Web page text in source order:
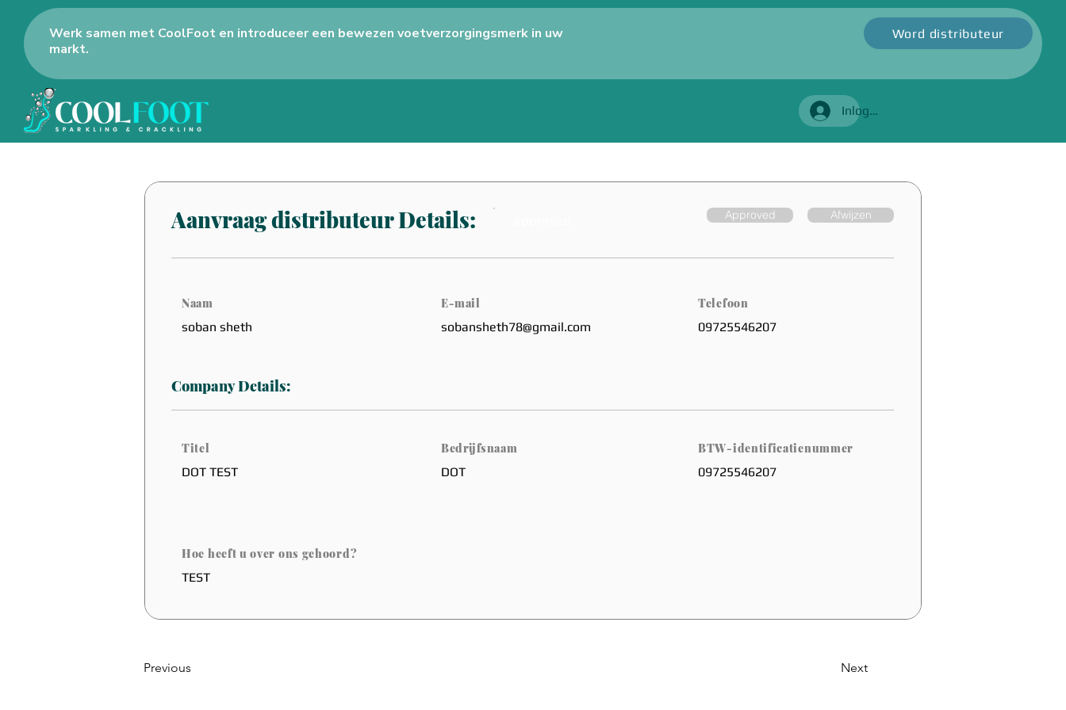
Werk samen met CoolFoot en introduceer een bewezen voetverzorgingsmerk in uw
markt.
Word distributeur
Inloggen
Aanvraag distributeur Details: Approved Afwijzen
Naam
soban sheth
E-mail
sobansheth78@gmail.com
Telefoon
09725546207
Company Details:
Titel
DOT TEST
Bedrijfsnaam
DOT
BTW-identificatienummer
09725546207
Hoe heeft u over ons gehoord?
TEST
Previous Next